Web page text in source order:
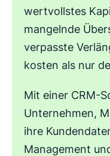
wertvollstes
mangelnde
verpasste
kosten als nur
Mit einer CRM-
Unternehmen,
ihre
Management